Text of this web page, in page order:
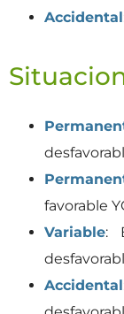
Accidental
favorable
Variable:
Accidental